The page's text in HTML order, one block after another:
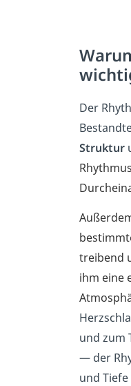
Der
Struktur
treibend
ihm eine
und zum
— der
und